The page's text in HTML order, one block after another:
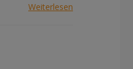
Weiterlesen